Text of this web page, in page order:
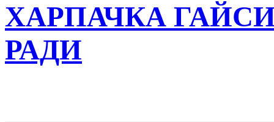
ХАРПАЧКА
РАДИ